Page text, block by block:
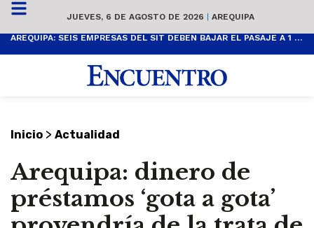
JUEVES, 6 DE AGOSTO DE 2026 | AREQUIPA
AREQUIPA: SEIS EMPRESAS DEL SIT DEBEN BAJAR EL PASAJE A 1 SOL
Inicio > Actualidad
Arequipa: dinero de
préstamos ‘gota a gota’